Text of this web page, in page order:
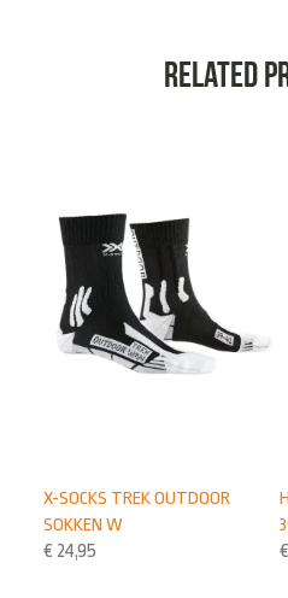
Related
€
X-SOCKS TREK OUTDOOR
SOKKEN W
€ 24,95